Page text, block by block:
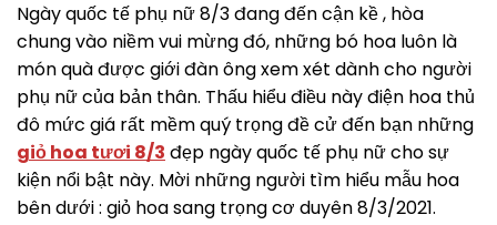
Ngày quốc tế phụ nữ 8/3 đang đến cận kề , hòa
chung vào niềm vui mừng đó, những bó hoa luôn là
món quà được giới đàn ông xem xét dành cho người
phụ nữ của bản thân. Thấu hiểu điều này điện hoa thủ
đô mức giá rất mềm quý trọng đề cử đến bạn những
giỏ hoa tươi 8/3 đẹp ngày quốc tế phụ nữ cho sự
kiện nổi bật này. Mời những người tìm hiểu mẫu hoa
bên dưới : giỏ hoa sang trọng cơ duyên 8/3/2021.